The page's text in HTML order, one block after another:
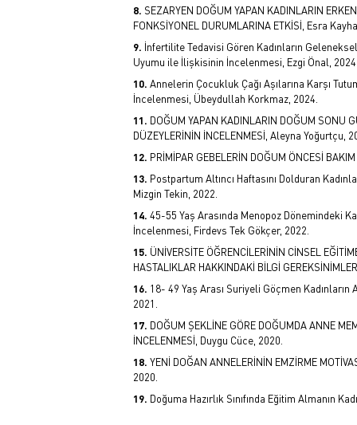
SEZARYEN DOĞUM YAPAN KADINLARIN
FONKSİYONEL DURUMLARINA ETKİSİ, Esra
İnfertilite Tedavisi Gören Kadınların
Uyumu ile İlişkisinin İncelenmesi, Ezgi Önal,
Annelerin Çocukluk Çağı Aşılarına Karşı
İncelenmesi, Übeydullah Korkmaz, 2024.
DOĞUM YAPAN KADINLARIN DOĞUM SONU
DÜZEYLERİNİN İNCELENMESİ, Aleyna Yoğurtçu,
PRİMİPAR GEBELERİN DOĞUM ÖNCESİ
Postpartum Altıncı Haftasını Dolduran
Mizgin Tekin, 2022.
45-55 Yaş Arasında Menopoz Dönemindeki
İncelenmesi, Firdevs Tek Gökçer, 2022.
ÜNİVERSİTE ÖĞRENCİLERİNİN CİNSEL
HASTALIKLAR HAKKINDAKİ BİLGİ
18- 49 Yaş Arası Suriyeli Göçmen
2021.
DOĞUM ŞEKLİNE GÖRE DOĞUMDA ANNE
İNCELENMESİ, Duygu Cüce, 2020.
YENİ DOĞAN ANNELERİNİN EMZİRME
2020.
Doğuma Hazırlık Sınıfında Eğitim Almanın